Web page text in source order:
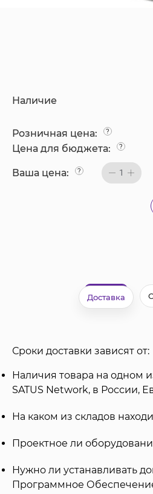
Наличие
Розничная цена: ?
Цена для бюджета: ?
Ваша цена: ? 1
Доставка
Сроки доставки зависят от:
Наличия товара на одном
SATUS Network, в России,
На каком из складов
Проектное ли
Нужно ли устанавливать
Программное